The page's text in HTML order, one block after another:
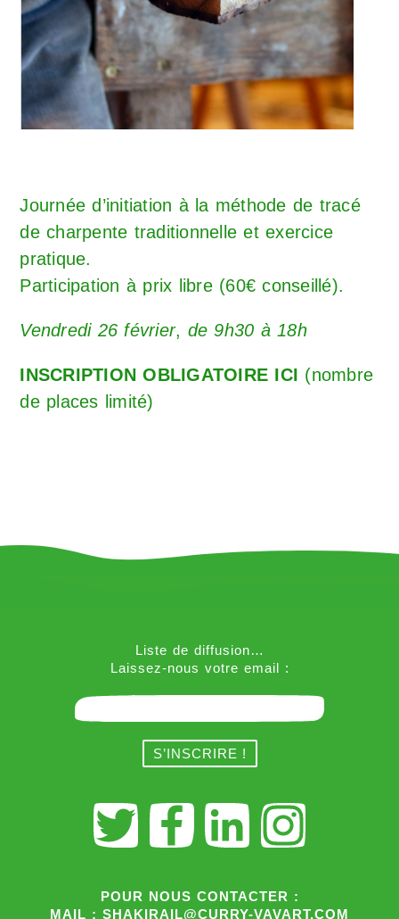
Journée d’initiation à la méthode de tracé
de charpente traditionnelle et exercice
pratique.
Participation à prix libre (60€ conseillé).
Vendredi 26 février, de 9h30 à 18h
INSCRIPTION OBLIGATOIRE ICI (nombre
de places limité)
Liste de diffusion…
Laissez-nous votre email :
POUR NOUS CONTACTER :
MAIL : SHAKIRAIL@CURRY-VAVART.COM